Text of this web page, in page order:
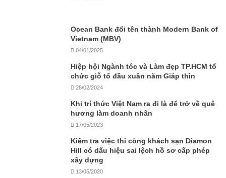
Ocean Bank đổi tên thành Modern Bank of
Vietnam (MBV)
04/01/2025
Hiệp hội Ngành tóc và Làm đẹp TP.HCM tổ
chức giỗ tổ đầu xuân năm Giáp thìn
28/02/2024
Khi trí thức Việt Nam ra đi là để trở về quê
hương làm doanh nhân
17/05/2023
Kiểm tra việc thi công khách sạn Diamon
Hill có dấu hiệu sai lệch hồ sơ cấp phép
xây dựng
13/05/2020